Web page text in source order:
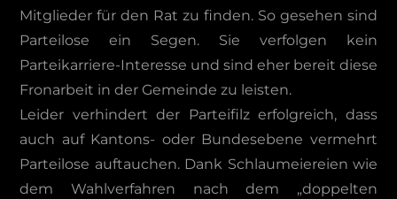
Mitglieder für den Rat zu finden. So gesehen sind
Parteilose ein Segen. Sie verfolgen kein
Parteikarriere-Interesse und sind eher bereit diese
Fronarbeit in der Gemeinde zu leisten.
Leider verhindert der Parteifilz erfolgreich, dass
auch auf Kantons- oder Bundesebene vermehrt
Parteilose auftauchen. Dank Schlaumeiereien wie
dem Wahlverfahren nach dem „doppelten